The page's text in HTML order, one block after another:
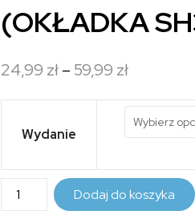
(OKŁADKA
24,99 zł– 59,99 złZakres
cen:
od
do
59,99 zł
Wydanie
ilość
SILENT
Dodaj do koszyka